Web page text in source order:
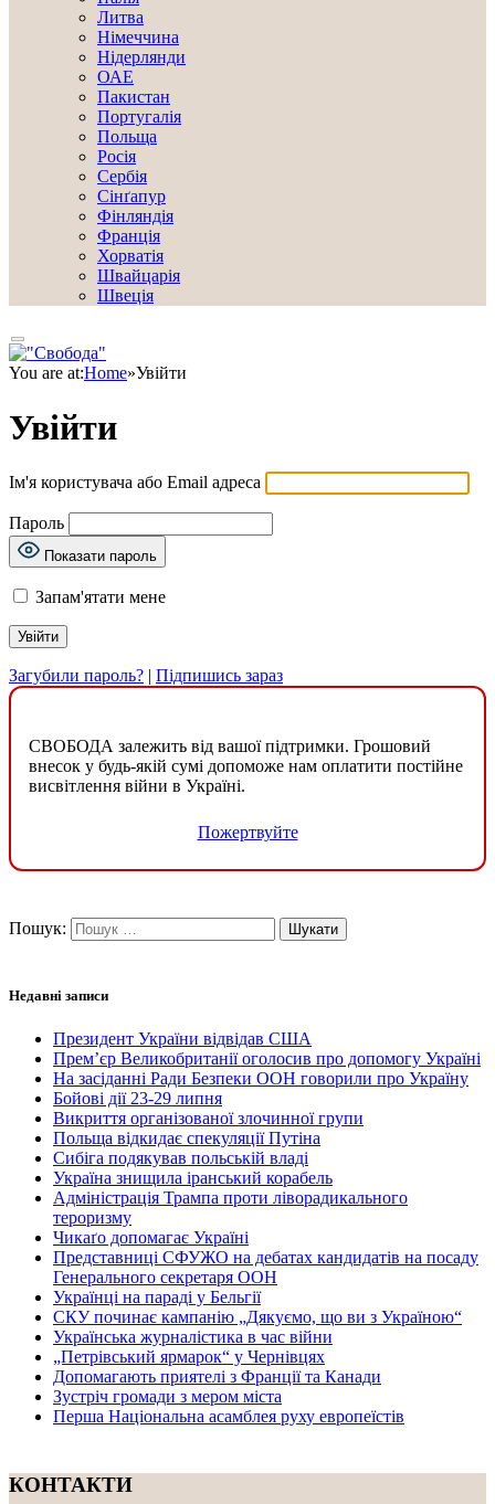
Литва
Німеччина
Нідерлянди
ОАЕ
Пакистан
Португалія
Польща
Росія
Сербія
Сінґапур
Фінляндія
Франція
Хорватія
Швайцарія
Швеція
You are at:Home»Увійти
Увійти
Ім'я користувача або Email адреса
Пароль
Показати пароль
Запам'ятати мене
Загубили пароль? | Підпишись зараз
СВОБОДА залежить від вашої підтримки. Грошовий
внесок у будь-якій сумі допоможе нам оплатити постійне
висвітлення війни в Україні.
Пожертвуйте
Пошук:
Недавні записи
Президент України відвідав США
Прем’єр Великобританії оголосив про допомогу Україні
На засіданні Ради Безпеки ООН говорили про Україну
Бойові дії 23-29 липня
Викриття організованої злочинної групи
Польща відкидає спекуляції Путіна
Сибіга подякував польській владі
Україна знищила іранський корабель
Адміністрація Трампа проти ліворадикального
тероризму
Чикаґо допомагає Україні
Представниці СФУЖО на дебатах кандидатів на посаду
Генерального секретаря ООН
Українці на параді у Бельгії
СКУ починає кампанію „Дякуємо, що ви з Україною“
Українська журналістика в час війни
„Петрівський ярмарок“ у Чернівцях
Допомагають приятелі з Франції та Канади
Зустріч громади з мером міста
Перша Національна асамблея руху европеїстів
КОНТАКТИ